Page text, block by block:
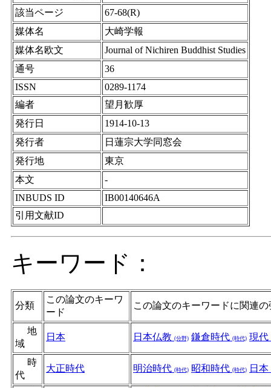
該当ページ
67-68(R)
媒体名
大崎学報
媒体名欧文
Journal of Nichiren Buddhist Studies
通号
36
ISSN
0289-1174
編者
望月歓厚
発行日
1914-10-13
発行者
日蓮宗大学同窓会
発行地
東京
本文
-
INBUDS ID
IB00140646A
引用文献ID
キーワード：
分類
この論文のキーワ
ード
この論文のキーワードに関連
地
域
日本 日本仏教 (分野) 鎌倉時代 (時代) 現代
時
代
大正時代 明治時代 (時代) 昭和時代 (時代) 日本